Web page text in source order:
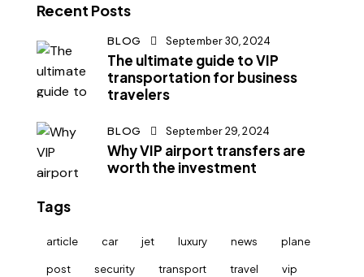
Recent Posts
BLOG September 30, 2024
The ultimate guide to VIP
transportation for business
travelers
BLOG September 29, 2024
Why VIP airport transfers are
worth the investment
Tags
article car jet luxury news plane
post security transport travel vip